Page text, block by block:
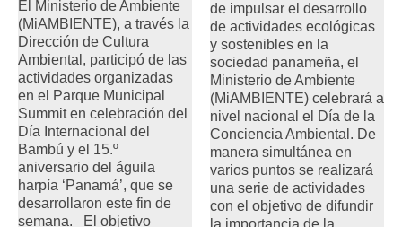
El Ministerio de Ambiente
(MiAMBIENTE), a través la
Dirección de Cultura
Ambiental, participó de las
actividades organizadas
en el Parque Municipal
Summit en celebración del
Día Internacional del
Bambú y el 15.º
aniversario del águila
harpía ‘Panamá’, que se
desarrollaron este fin de
semana. El objetivo
de impulsar el desarrollo
de actividades ecológicas
y sostenibles en la
sociedad panameña, el
Ministerio de Ambiente
(MiAMBIENTE) celebrará a
nivel nacional el Día de la
Conciencia Ambiental. De
manera simultánea en
varios puntos se realizará
una serie de actividades
con el objetivo de difundir
la importancia de la